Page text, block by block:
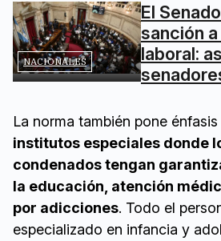
NACIONALES
El
sanción
laboral:
La norma también pone énfasis
institutos especiales donde
condenados tengan
la educación, atención
por adicciones. Todo el
especializado en infancia y